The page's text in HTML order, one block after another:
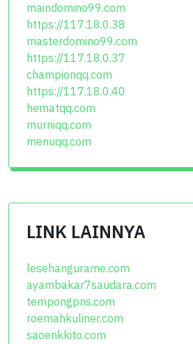
maindomino99.com
https://117.18.0.38
masterdomino99.com
https://117.18.0.37
championqq.com
https://117.18.0.40
hematqq.com
murniqq.com
menuqq.com
LINK LAINNYA
lesehangurame.com
ayambakar7saudara.com
tempongpns.com
roemahkuliner.com
saoenkkito.com